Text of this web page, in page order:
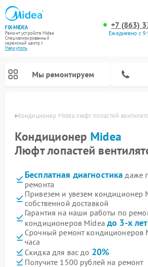
FIX-MIDEA
Ремонт устройств Midea
Специализированный
cервисный центр г.
Мариуполь
+7 (863)
Ежедневно с
Мы ремонтируем
Кондиционер Midea люфт лопастей
Кондиционер Midea
Люфт лопастей
Бесплатная диагностика даже
ремонта
Привезем и увезем кондиционер
собственной доставкой
Гарантия на наши работы по
кондиционеров Mideaдо 3-х лет
Срочный ремонт кондиционеров
часа
Скидка для вас до 20%
Получите 1500 рублей на ремонт